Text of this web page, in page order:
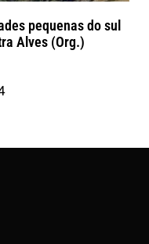
pequenas do sul
Alves (Org.)